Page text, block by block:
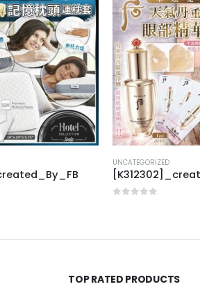
UNCATEGORIZED
TOP RATED PRODUCTS